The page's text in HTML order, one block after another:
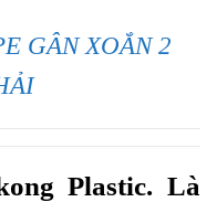
GÂN XOẮN 2
Plastic. Là